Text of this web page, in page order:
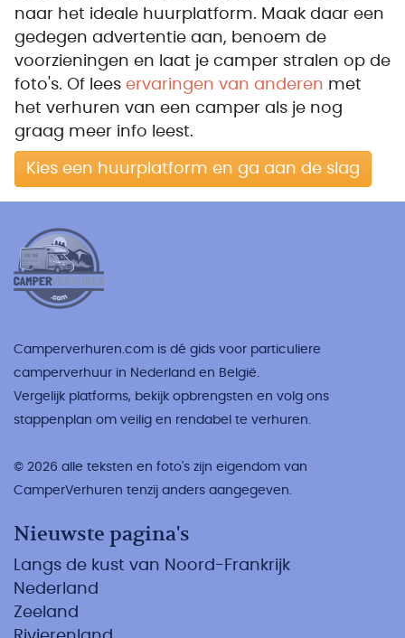
naar het ideale huurplatform. Maak daar een
gedegen advertentie aan, benoem de
voorzieningen en laat je camper stralen op de
foto's. Of lees ervaringen van anderen met
het verhuren van een camper als je nog
graag meer info leest.
Kies een huurplatform en ga aan de slag
Camperverhuren.com is dé gids voor particuliere
camperverhuur in Nederland en België.
Vergelijk platforms, bekijk opbrengsten en volg ons
stappenplan om veilig en rendabel te verhuren.
© 2026 alle teksten en foto's zijn eigendom van
CamperVerhuren tenzij anders aangegeven.
Nieuwste pagina's
Langs de kust van Noord-Frankrijk
Nederland
Zeeland